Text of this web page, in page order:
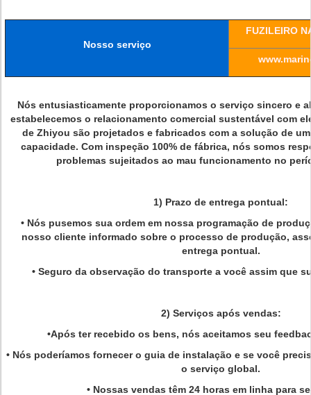
Nosso serviço
FUZILEIRO
Nós entusiasticamente proporcionamos o serviço sincero e
estabelecemos o relacionamento comercial sustentável com
de Zhiyou são projetados e fabricados com a solução de
capacidade. Com inspeção 100% de fábrica, nós somos
problemas sujeitados ao mau funcionamento no
1) Prazo de entrega pontual:
• Nós pusemos sua ordem em nossa programação de
nosso cliente informado sobre o processo de produção,
entrega pontual.
• Seguro da observação do transporte a você assim que
2) Serviços após vendas:
•Após ter recebido os bens, nós aceitamos seu
• Nós poderíamos fornecer o guia de instalação e se você
o serviço global.
• Nossas vendas têm 24 horas em linha para